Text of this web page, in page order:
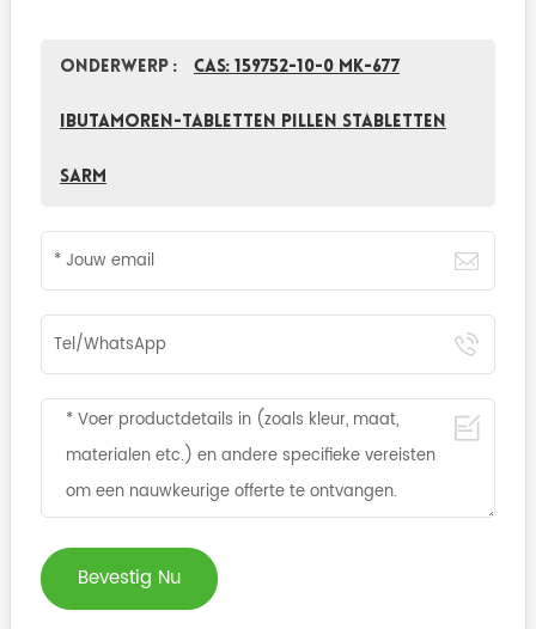
Onderwerp : CAS: 159752-10-0 MK-677
Ibutamoren-tabletten Pillen Stabletten
Sarm
Bevestig Nu